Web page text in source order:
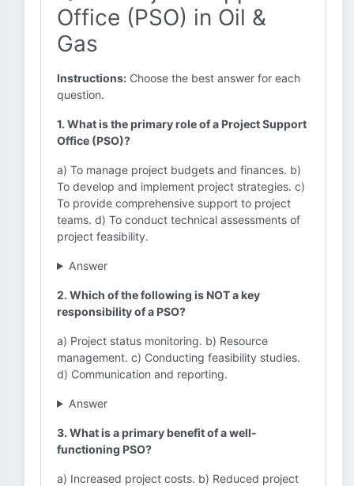
Office (PSO) in Oil &
Gas
Instructions: Choose the best answer for each
question.
1. What is the primary role of a Project Support
Office (PSO)?
a) To manage project budgets and finances. b)
To develop and implement project strategies. c)
To provide comprehensive support to project
teams. d) To conduct technical assessments of
project feasibility.
Answer
2. Which of the following is NOT a key
responsibility of a PSO?
a) Project status monitoring. b) Resource
management. c) Conducting feasibility studies.
d) Communication and reporting.
Answer
3. What is a primary benefit of a well-
functioning PSO?
a) Increased project costs. b) Reduced project